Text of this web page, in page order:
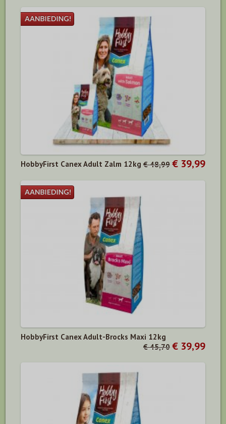
HobbyFirst Canex Adult Zalm 12kg € 48,99 € 39,99
HobbyFirst Canex Adult-Brocks Maxi 12kg
€ 45,70 € 39,99